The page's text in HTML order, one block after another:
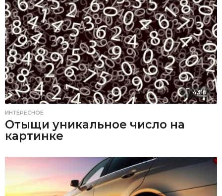
4316
ИНТЕРЕСНОЕ
Отыщи уникальное число на
картинке